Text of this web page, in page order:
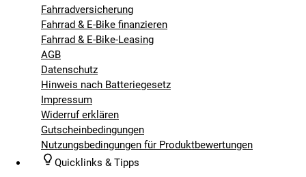
Fahrradversicherung
Fahrrad & E-Bike finanzieren
Fahrrad & E-Bike-Leasing
AGB
Datenschutz
Hinweis nach Batteriegesetz
Impressum
Widerruf erklären
Gutscheinbedingungen
Nutzungsbedingungen für Produktbewertungen
Quicklinks & Tipps